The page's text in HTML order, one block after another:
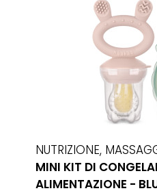
NUTRIZIONE,
MINI KIT DI
ALIMENTAZIONE -